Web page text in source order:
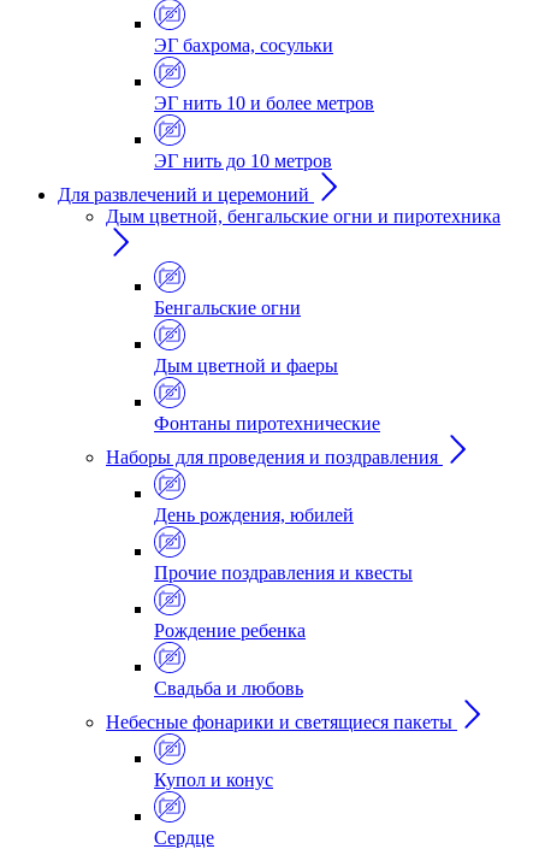
ЭГ бахрома, сосульки
ЭГ нить 10 и более метров
ЭГ нить до 10 метров
Для развлечений и церемоний
Дым цветной, бенгальские огни и пиротехника
Бенгальские огни
Дым цветной и фаеры
Фонтаны пиротехнические
Наборы для проведения и поздравления
День рождения, юбилей
Прочие поздравления и квесты
Рождение ребенка
Свадьба и любовь
Небесные фонарики и светящиеся пакеты
Купол и конус
Сердце